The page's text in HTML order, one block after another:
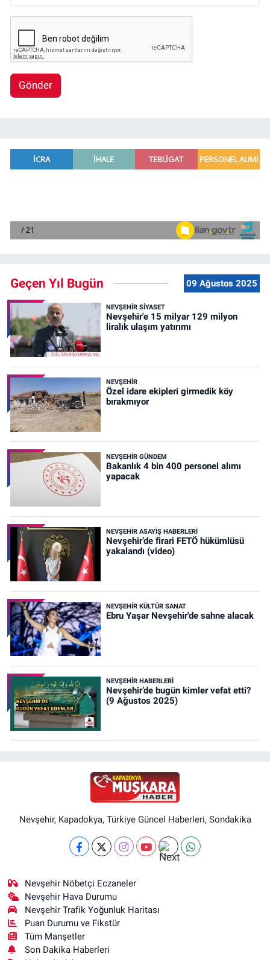
Gönder
Geçen Yıl Bugün 09 Ağustos 2025
NEVŞEHIR SIYASET
Nevşehir'e 15 milyar 129 milyon
liralık ulaşım yatırımı
NEVŞEHIR
Özel idare ekipleri girmedik köy
bırakmıyor
NEVŞEHIR GÜNDEM
Bakanlık 4 bin 400 personel alımı
yapacak
NEVŞEHIR ASAYIŞ HABERLERI
Nevşehir’de firari FETÖ hükümlüsü
yakalandı (video)
NEVŞEHIR KÜLTÜR SANAT
Ebru Yaşar Nevşehir'de sahne alacak
NEVŞEHIR HABERLERI
Nevşehir’de bugün kimler vefat etti?
(9 Ağustos 2025)
Nevşehir, Kapadokya, Türkiye Güncel Haberleri, Sondakika
Nevşehir Nöbetçi Eczaneler
Nevşehir Hava Durumu
Nevşehir Trafik Yoğunluk Haritası
Puan Durumu ve Fikstür
Tüm Manşetler
Son Dakika Haberleri